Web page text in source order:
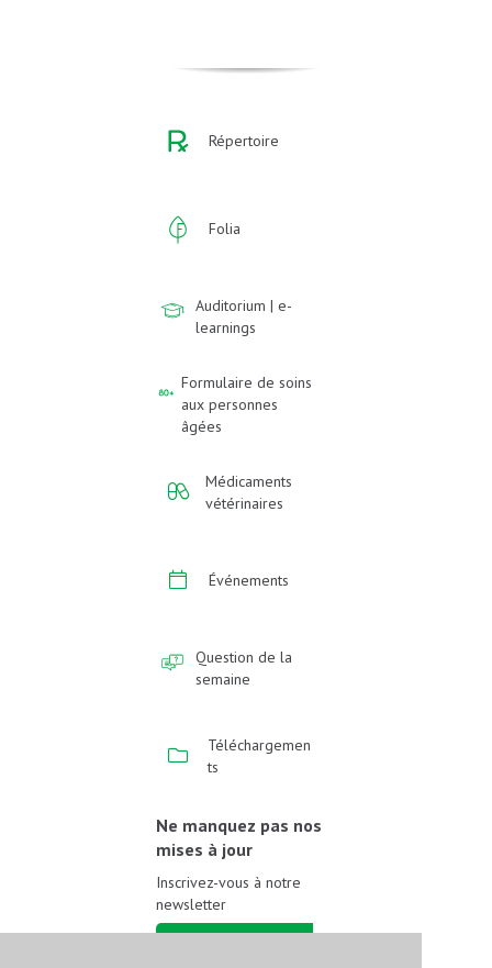
Répertoire
Folia
Auditorium | e-
learnings
Formulaire de soins
aux personnes
âgées
Médicaments
vétérinaires
Événements
Question de la
semaine
Téléchargemen
ts
Ne manquez pas nos
mises à jour
Inscrivez-vous à notre
newsletter